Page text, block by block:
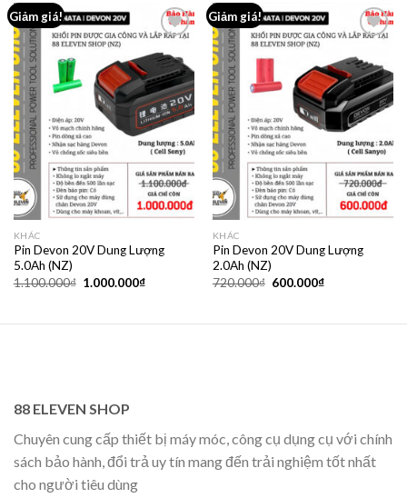
Giảm giá!
KHÁC
Pin Devon 20V Dung Lượng
5.0Ah (NZ)
1.100.000₫ Giá
1.000.000₫Giá
1.000.000₫.
Giảm giá!
KHÁC
Pin Devon 20V Dung Lượng
2.0Ah (NZ)
720.000₫ Giá
600.000₫Giá
600.000₫.
88 ELEVEN SHOP
Chuyên cung cấp thiết bị máy móc, công cụ dụng cụ với chính
sách bảo hành, đổi trả uy tín mang đến trải nghiệm tốt nhất
cho người tiêu dùng